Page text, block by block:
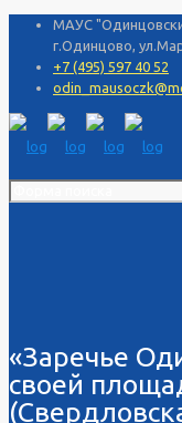
МАУС
г.Одинцово,
+7 (495) 597 40 52
«Заречье
своей